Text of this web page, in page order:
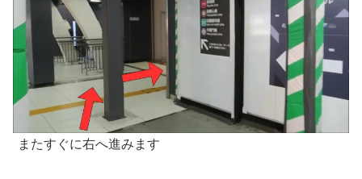
またすぐに右へ進みます